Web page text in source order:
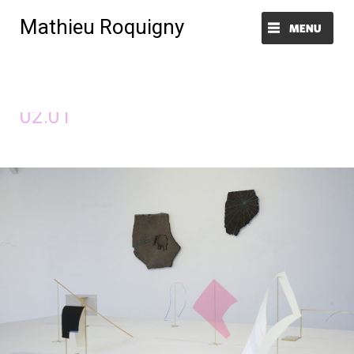
Mathieu Roquigny
Menu et widgets
02.01